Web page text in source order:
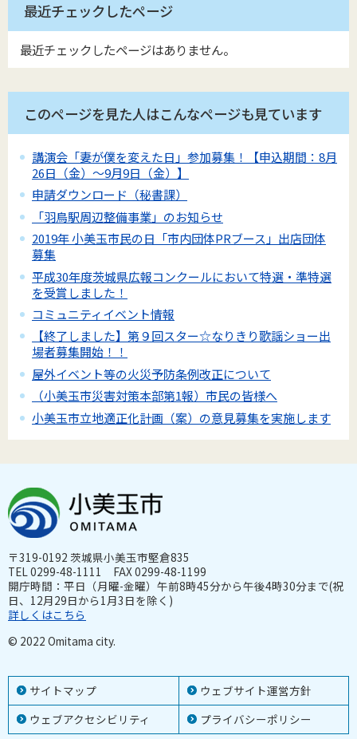
最近チェックしたページ
最近チェックしたページはありません。
このページを見た人はこんなページも見ています
講演会「妻が僕を変えた日」参加募集！【申込期間：8月
26日（金）～9月9日（金）】
申請ダウンロード（秘書課）
「羽鳥駅周辺整備事業」のお知らせ
2019年 小美玉市民の日「市内団体PRブース」出店団体
募集
平成30年度茨城県広報コンクールにおいて特選・準特選
を受賞しました！
コミュニティイベント情報
【終了しました】第９回スター☆なりきり歌謡ショー出
場者募集開始！！
屋外イベント等の火災予防条例改正について
（小美玉市災害対策本部第1報）市民の皆様へ
小美玉市立地適正化計画（案）の意見募集を実施します
サイトマップ
ウェブサイト運営方針
ウェブアクセシビリティ
プライバシーポリシー
〒319-0192 茨城県小美玉市堅倉835
TEL 0299-48-1111 FAX 0299-48-1199
開庁時間：平日（月曜-金曜）午前8時45分から午後4時30分まで(祝
日、12月29日から1月3日を除く)
詳しくはこちら
© 2022 Omitama city.